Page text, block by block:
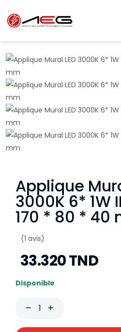
Applique
3000K 6* 1W
170 * 80 * 40
(1 avis)
33.320 TND
Disponible